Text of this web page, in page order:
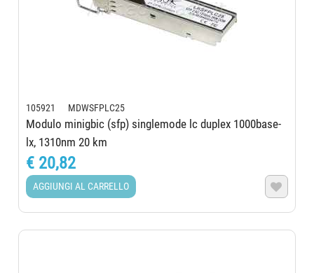
105921 MDWSFPLC25
Modulo minigbic (sfp) singlemode lc duplex 1000base-
lx, 1310nm 20 km
€ 20,82
AGGIUNGI AL CARRELLO 